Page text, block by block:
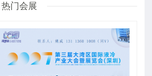
热门会展